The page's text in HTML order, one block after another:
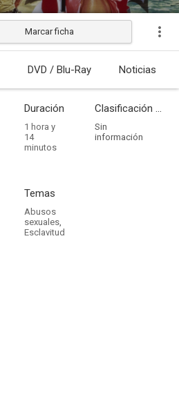
Marcar ficha
DVD / Blu-Ray Noticias
Duración
1 hora y
14
minutos
Clasificación por edades
Sin
información
Temas
Abusos
sexuales,
Esclavitud